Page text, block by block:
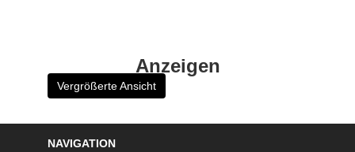
Anzeigen
Vergrößerte Ansicht
NAVIGATION